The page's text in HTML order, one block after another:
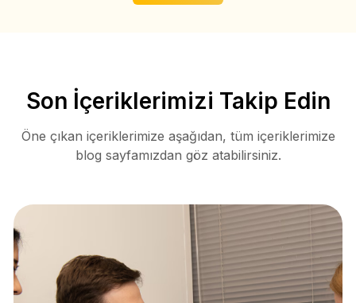
Son İçeriklerimizi Takip Edin
Öne çıkan içeriklerimize aşağıdan, tüm içeriklerimize
blog sayfamızdan göz atabilirsiniz.